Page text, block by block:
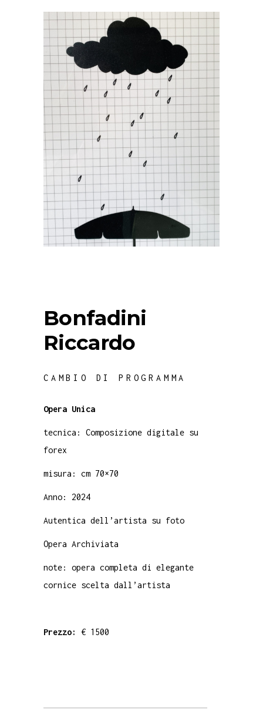
Bonfadini
Riccardo
CAMBIO DI PROGRAMMA
Opera Unica
tecnica: Composizione digitale su
forex
misura: cm 70×70
Anno: 2024
Autentica dell’artista su foto
Opera Archiviata
note: opera completa di elegante
cornice scelta dall’artista
Prezzo: € 1500